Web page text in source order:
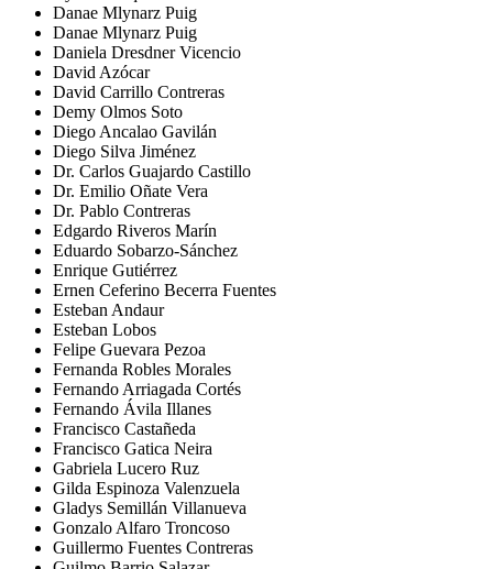
Danae Mlynarz Puig
Danae Mlynarz Puig
Daniela Dresdner Vicencio
David Azócar
David Carrillo Contreras
Demy Olmos Soto
Diego Ancalao Gavilán
Diego Silva Jiménez
Dr. Carlos Guajardo Castillo
Dr. Emilio Oñate Vera
Dr. Pablo Contreras
Edgardo Riveros Marín
Eduardo Sobarzo-Sánchez
Enrique Gutiérrez
Ernen Ceferino Becerra Fuentes
Esteban Andaur
Esteban Lobos
Felipe Guevara Pezoa
Fernanda Robles Morales
Fernando Arriagada Cortés
Fernando Ávila Illanes
Francisco Castañeda
Francisco Gatica Neira
Gabriela Lucero Ruz
Gilda Espinoza Valenzuela
Gladys Semillán Villanueva
Gonzalo Alfaro Troncoso
Guillermo Fuentes Contreras